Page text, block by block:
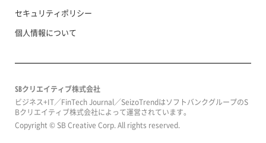
セキュリティポリシー
個人情報について
SBクリエイティブ株式会社
ビジネス+IT／FinTech Journal／SeizoTrendはソフトバンクグループのS
Bクリエイティブ株式会社によって運営されています。
Copyright © SB Creative Corp. All rights reserved.